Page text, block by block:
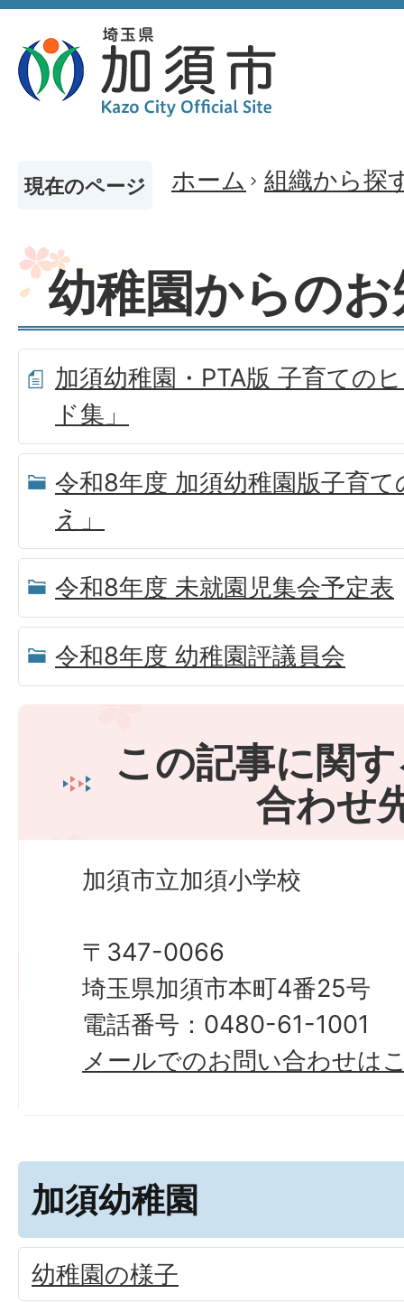
現在のページ ホーム 組織から探
幼稚園からの
加須幼稚園・PTA版 子育ての
ド集」
令和8年度 加須幼稚園版子育
え」
令和8年度 未就園児集会予定表
令和8年度 幼稚園評議員会
この記事に関
合わせ
加須市立加須小学校
〒347-0066
埼玉県加須市本町4番25号
電話番号：0480-61-1001
メールでのお問い合わせは
加須幼稚園
幼稚園の様子